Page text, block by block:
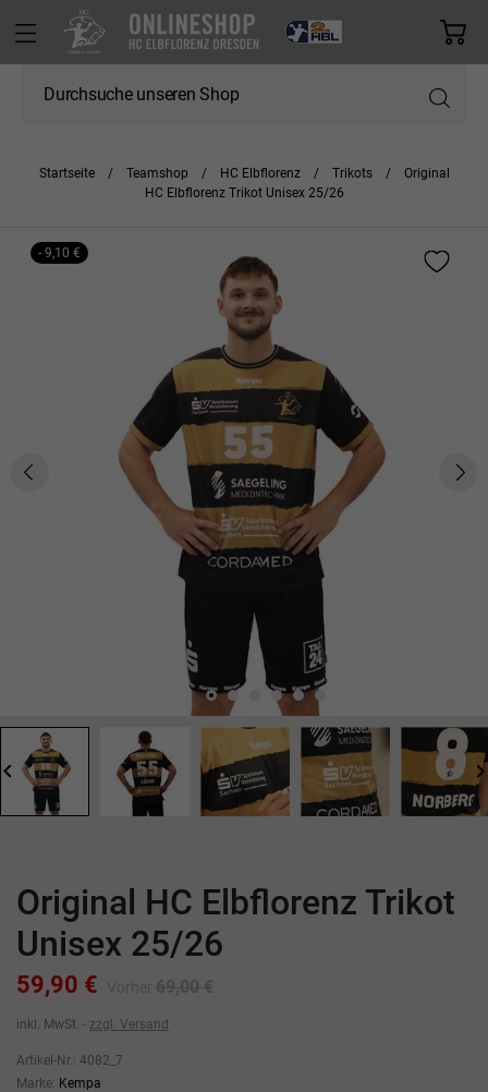
Startseite Teamshop HC Elbflorenz Trikots
Original
HC Elbflorenz Trikot Unisex 25/26
- 9,10 €
Original HC Elbflorenz Trikot
Unisex 25/26
59,90 € Vorher 69,00 €
inkl. MwSt. zzgl. Versand
Artikel-Nr.: 4082_7
Marke: Kempa